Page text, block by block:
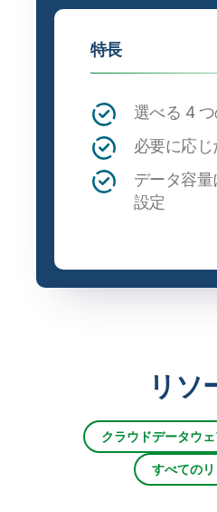
特長
選べる 4
必要に応
データ容
設定
リソ
クラウドデータウ
すべての